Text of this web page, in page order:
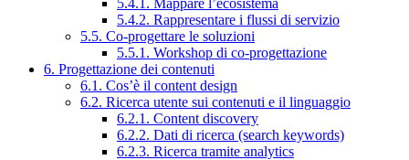
5.4.1. Mappare l’ecosistema
5.4.2. Rappresentare i flussi di servizio
5.5. Co-progettare le soluzioni
5.5.1. Workshop di co-progettazione
6. Progettazione dei contenuti
6.1. Cos’è il content design
6.2. Ricerca utente sui contenuti e il linguaggio
6.2.1. Content discovery
6.2.2. Dati di ricerca (search keywords)
6.2.3. Ricerca tramite analytics